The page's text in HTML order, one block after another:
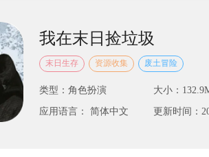
我在末日捡垃圾
末日生存 资源收集 废土冒险
类型：角色扮演 大小：
应用语言： 简体中文 更新时间：